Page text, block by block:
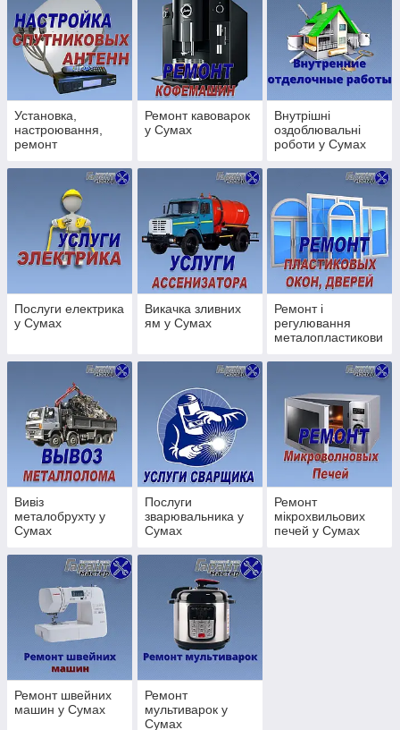
Виїзд майстра безкоштовно, якщо ми проводимо
ремонт
Гарантія на всі види робіт від 1 місяця!
ПРИНЦИП НАШОЇ РОБОТИ:
Ви телефонуйте нам або надсилаєте заявку на ремонт!
Погоджуємо дату і час приїзду майстрів!
Установка,
настроювання,
ремонт
антен у Сумах
Ремонт кавоварок
у Сумах
Внутрішні
оздоблювальні
роботи у Сумах
Послуги електрика
у Сумах
Викачка зливних
ям у Сумах
Ремонт і
регулювання
металопластикови
Сумах
Вивіз
металобрухту у
Сумах
Послуги
зварювальника у
Сумах
Ремонт
мікрохвильових
печей у Сумах
Ремонт швейних
машин у Сумах
Ремонт
мультиварок у
Сумах